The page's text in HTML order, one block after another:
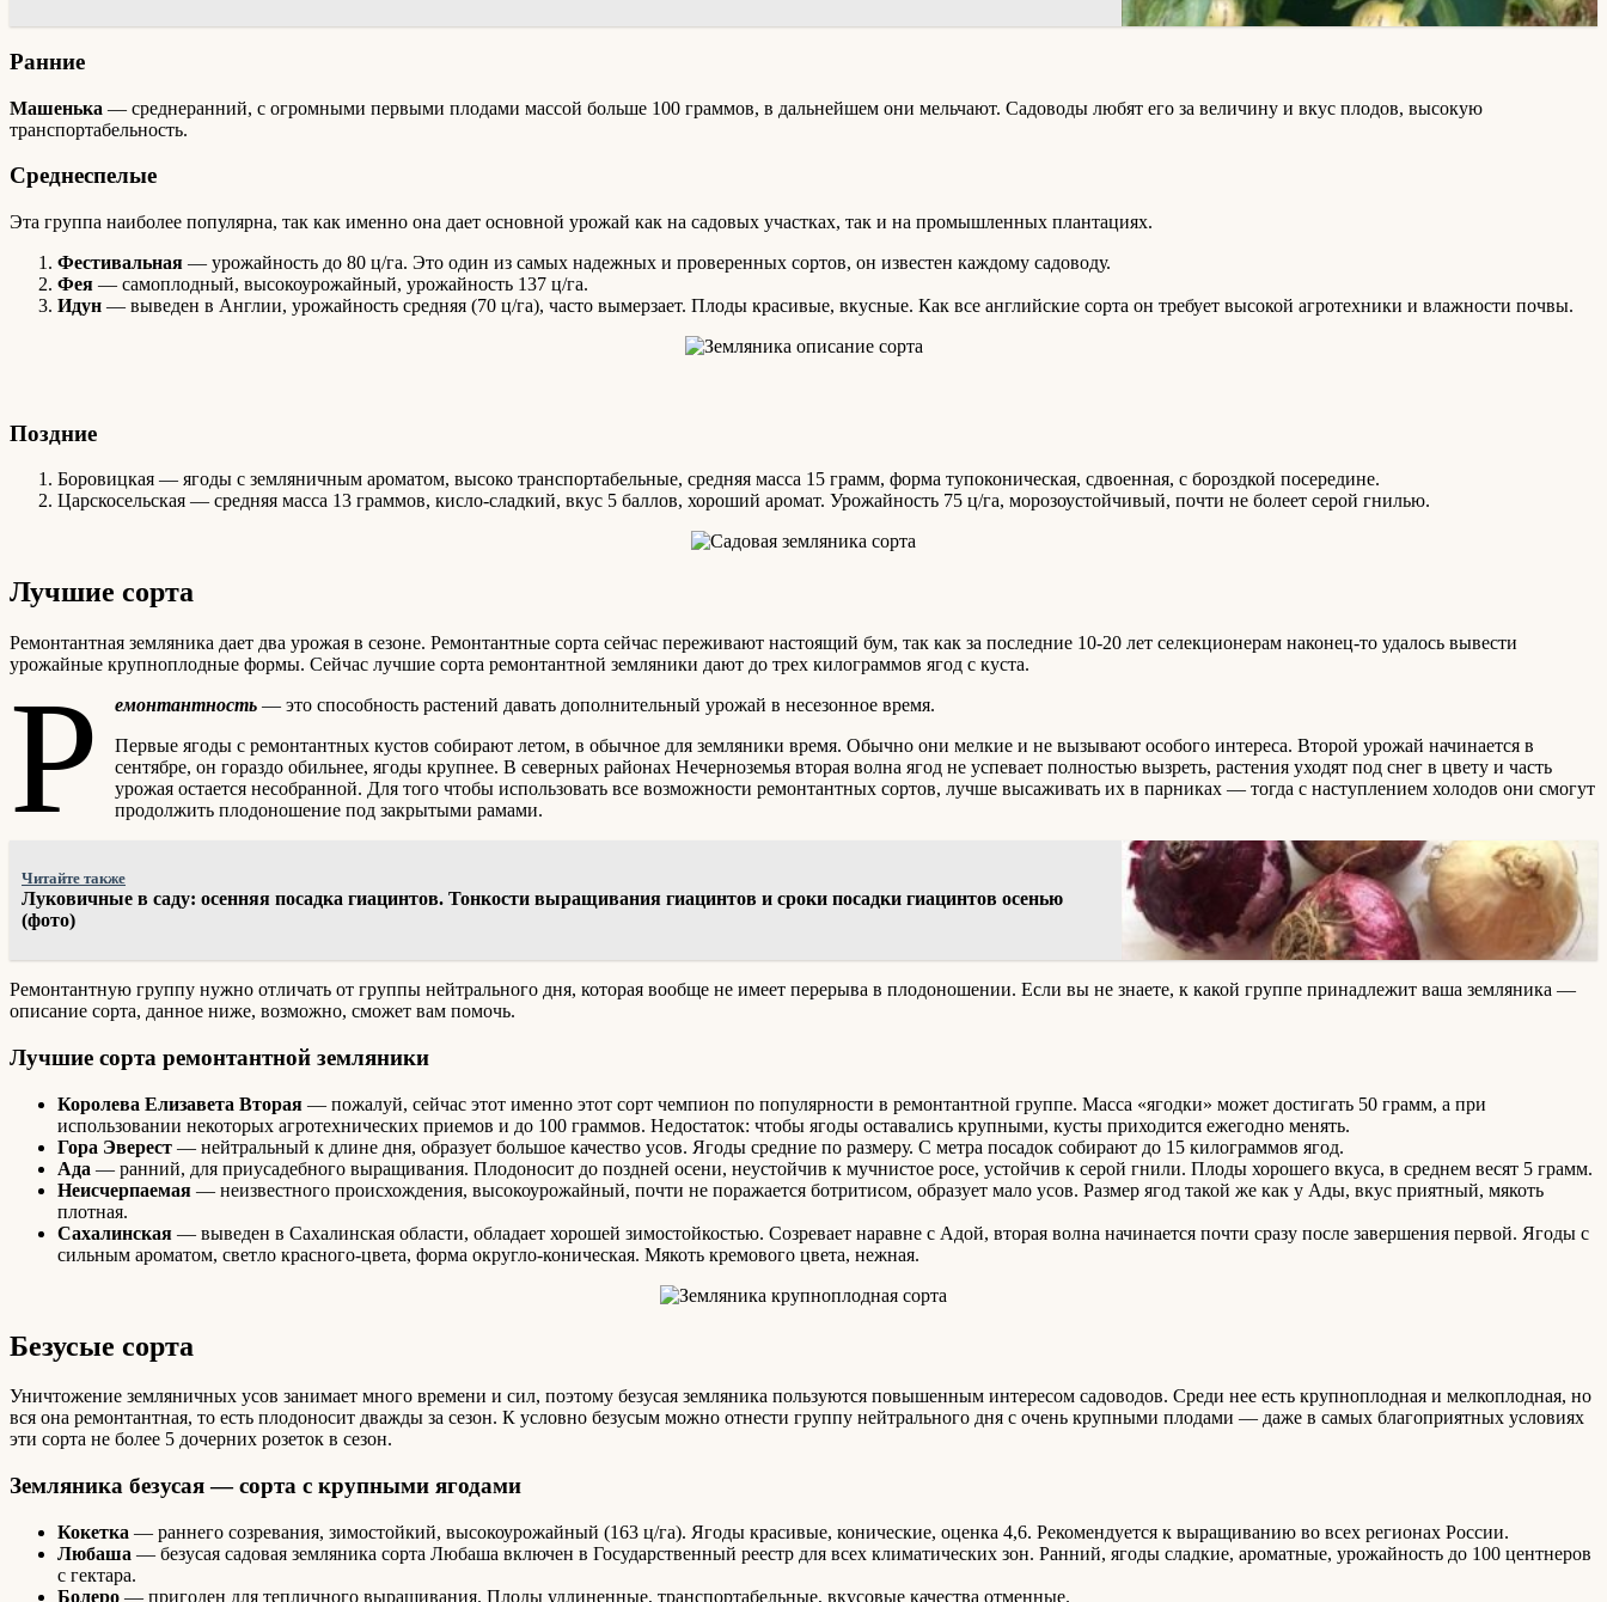
Ранние
Машенька — среднеранний, с огромными первыми плодами массой больше 100 граммов, в дальнейшем они мельчают. Садоводы любят его за величину и вкус плодов, высокую
транспортабельность.
Среднеспелые
Эта группа наиболее популярна, так как именно она дает основной урожай как на садовых участках, так и на промышленных плантациях.
Фестивальная — урожайность до 80 ц/га. Это один из самых надежных и проверенных сортов, он известен каждому садоводу.
Фея — самоплодный, высокоурожайный, урожайность 137 ц/га.
Идун — выведен в Англии, урожайность средняя (70 ц/га), часто вымерзает. Плоды красивые, вкусные. Как все английские сорта он требует высокой агротехники и влажности почвы.
Поздние
Боровицкая — ягоды с земляничным ароматом, высоко транспортабельные, средняя масса 15 грамм, форма тупоконическая, сдвоенная, с бороздкой посередине.
Царскосельская — средняя масса 13 граммов, кисло-сладкий, вкус 5 баллов, хороший аромат. Урожайность 75 ц/га, морозоустойчивый, почти не болеет серой гнилью.
Лучшие сорта
Ремонтантная земляника дает два урожая в сезоне. Ремонтантные сорта сейчас переживают настоящий бум, так как за последние 10-20 лет селекционерам наконец-то удалось вывести
урожайные крупноплодные формы. Сейчас лучшие сорта ремонтантной земляники дают до трех килограммов ягод с куста.
Р емонтантность — это способность растений давать дополнительный урожай в несезонное время.
Первые ягоды с ремонтантных кустов собирают летом, в обычное для земляники время. Обычно они мелкие и не вызывают особого интереса. Второй урожай начинается в
сентябре, он гораздо обильнее, ягоды крупнее. В северных районах Нечерноземья вторая волна ягод не успевает полностью вызреть, растения уходят под снег в цвету и часть
урожая остается несобранной. Для того чтобы использовать все возможности ремонтантных сортов, лучше высаживать их в парниках — тогда с наступлением холодов они смогут
продолжить плодоношение под закрытыми рамами.
Читайте также
Луковичные в саду: осенняя посадка гиацинтов. Тонкости выращивания гиацинтов и сроки посадки гиацинтов осенью
(фото)
Ремонтантную группу нужно отличать от группы нейтрального дня, которая вообще не имеет перерыва в плодоношении. Если вы не знаете, к какой группе принадлежит ваша земляника —
описание сорта, данное ниже, возможно, сможет вам помочь.
Лучшие сорта ремонтантной земляники
Королева Елизавета Вторая — пожалуй, сейчас этот именно этот сорт чемпион по популярности в ремонтантной группе. Масса «ягодки» может достигать 50 грамм, а при
использовании некоторых агротехнических приемов и до 100 граммов. Недостаток: чтобы ягоды оставались крупными, кусты приходится ежегодно менять.
Гора Эверест — нейтральный к длине дня, образует большое качество усов. Ягоды средние по размеру. С метра посадок собирают до 15 килограммов ягод.
Ада — ранний, для приусадебного выращивания. Плодоносит до поздней осени, неустойчив к мучнистое росе, устойчив к серой гнили. Плоды хорошего вкуса, в среднем весят 5 грамм.
Неисчерпаемая — неизвестного происхождения, высокоурожайный, почти не поражается ботритисом, образует мало усов. Размер ягод такой же как у Ады, вкус приятный, мякоть
плотная.
Сахалинская — выведен в Сахалинская области, обладает хорошей зимостойкостью. Созревает наравне с Адой, вторая волна начинается почти сразу после завершения первой. Ягоды с
сильным ароматом, светло красного-цвета, форма округло-коническая. Мякоть кремового цвета, нежная.
Безусые сорта
Уничтожение земляничных усов занимает много времени и сил, поэтому безусая земляника пользуются повышенным интересом садоводов. Среди нее есть крупноплодная и мелкоплодная, но
вся она ремонтантная, то есть плодоносит дважды за сезон. К условно безусым можно отнести группу нейтрального дня с очень крупными плодами — даже в самых благоприятных условиях
эти сорта не более 5 дочерних розеток в сезон.
Земляника безусая — сорта с крупными ягодами
Кокетка — раннего созревания, зимостойкий, высокоурожайный (163 ц/га). Ягоды красивые, конические, оценка 4,6. Рекомендуется к выращиванию во всех регионах России.
Любаша — безусая садовая земляника сорта Любаша включен в Государственный реестр для всех климатических зон. Ранний, ягоды сладкие, ароматные, урожайность до 100 центнеров
с гектара.
Болеро — пригоден для тепличного выращивания. Плоды удлиненные, транспортабельные, вкусовые качества отменные.